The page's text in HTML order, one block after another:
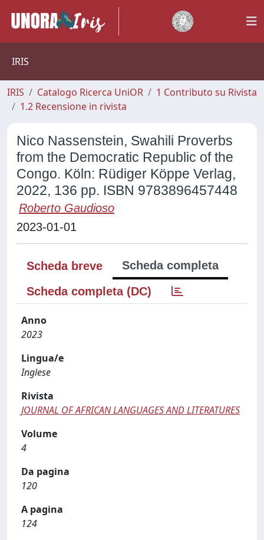
IRIS
IRIS Catalogo Ricerca UniOR
1 Contributo su Rivista
1.2 Recensione in rivista
Nico Nassenstein, Swahili Proverbs
from the Democratic Republic of the
Congo. Köln: Rüdiger Köppe Verlag,
2022, 136 pp. ISBN 9783896457448
Roberto Gaudioso
2023-01-01
Scheda breve
Scheda completa
Scheda completa (DC)
Anno
2023
Lingua/e
Inglese
Rivista
JOURNAL OF AFRICAN LANGUAGES AND LITERATURES
Volume
4
Da pagina
120
A pagina
124